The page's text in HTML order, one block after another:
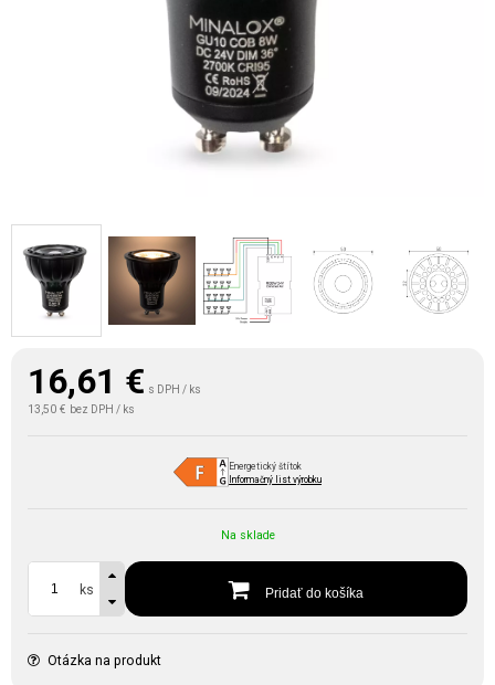
16,61 € s DPH / ks
13,50 € bez DPH / ks
Energetický štítok
Informačný list výrobku
Na sklade
ks Pridať do košíka
Otázka na produkt